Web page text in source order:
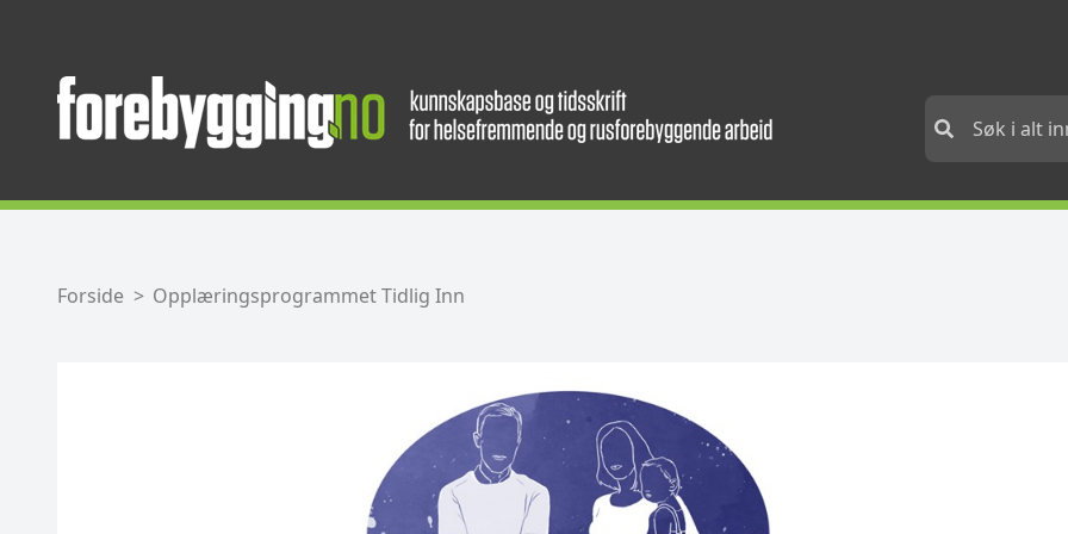
Forside Opplæringsprogrammet Tidlig Inn